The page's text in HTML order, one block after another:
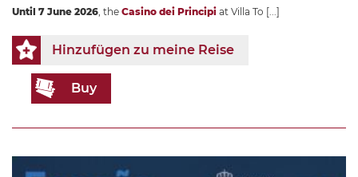
Until 7 June 2026, the Casino dei Principi at Villa To [...]
Hinzufügen zu meine Reise
Buy